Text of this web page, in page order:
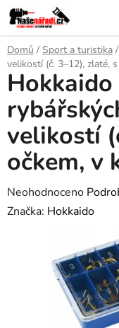
Přejít
na
obsah
Domů / Sport a turistika /
velikostí (č. 3–12), zlaté,
Hokkaido
velikostí
očkem, v
Průměrné
hodnocení
Neohodnoceno
Značka: Hokkaido